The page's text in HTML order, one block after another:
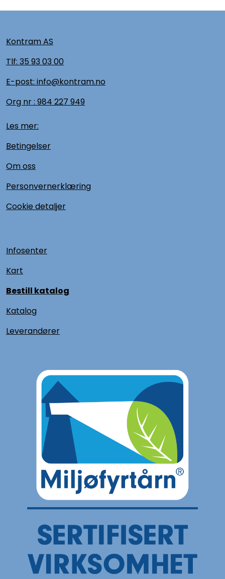
Kontram AS
Tlf: 35 93 03 00
E-post: info@kontram.no
Org nr : 984 227 949
Les mer:
Betingelser
Om oss
Personvernerklæring
Cookie detaljer
Infosenter
Kart
Bestill katalog
Katalog
Leverandører